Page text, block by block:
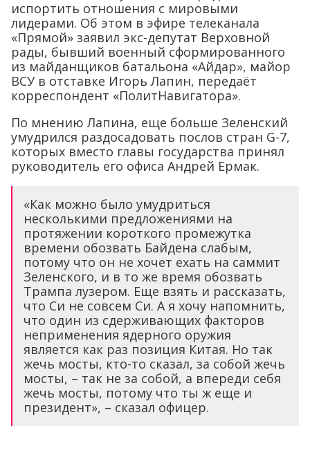
испортить отношения с мировыми
лидерами. Об этом в эфире телеканала
«Прямой» заявил экс-депутат Верховной
рады, бывший военный сформированного
из майданщиков батальона «Айдар», майор
ВСУ в отставке Игорь Лапин, передаёт
корреспондент «ПолитНавигатора».
По мнению Лапина, еще больше Зеленский
умудрился раздосадовать послов стран G-7,
которых вместо главы государства принял
руководитель его офиса Андрей Ермак.
«Как можно было умудриться
несколькими предложениями на
протяжении короткого промежутка
времени обозвать Байдена слабым,
потому что он не хочет ехать на саммит
Зеленского, и в то же время обозвать
Трампа лузером. Еще взять и рассказать,
что Си не совсем Си. А я хочу напомнить,
что один из сдерживающих факторов
неприменения ядерного оружия
является как раз позиция Китая. Но так
жечь мосты, кто-то сказал, за собой жечь
мосты, – так не за собой, а впереди себя
жечь мосты, потому что ты ж еще и
президент», – сказал офицер.